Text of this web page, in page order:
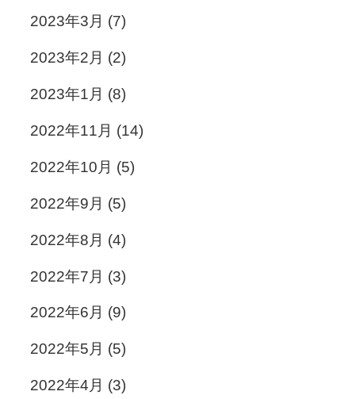
2023年3月 (7)
2023年2月 (2)
2023年1月 (8)
2022年11月 (14)
2022年10月 (5)
2022年9月 (5)
2022年8月 (4)
2022年7月 (3)
2022年6月 (9)
2022年5月 (5)
2022年4月 (3)